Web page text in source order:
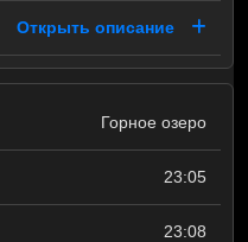
Открыть описание
Горное озеро
23:05
23:08